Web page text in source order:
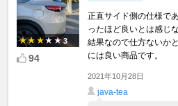
3
94
正直サイド側の仕様で
ったほど良いとは感じ
結果なので仕方ないか
には良い商品です。
2021年10月28日
java-tea